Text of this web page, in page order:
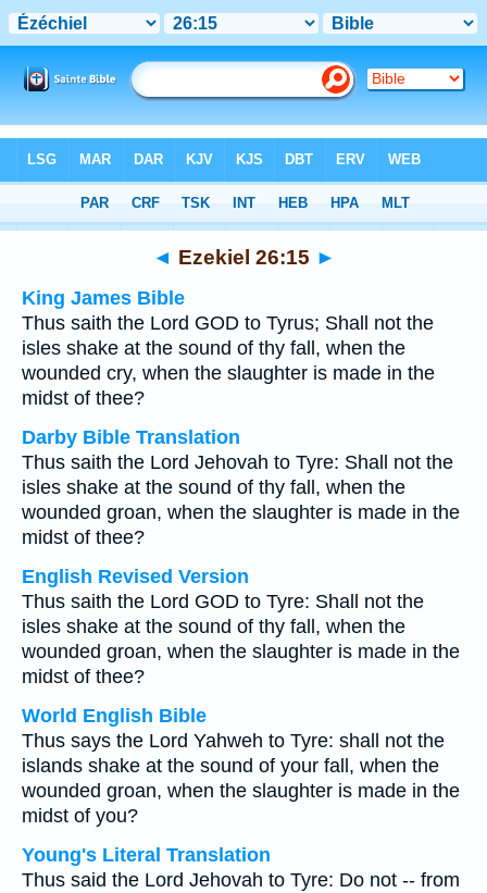
> Ezekiel 26:15
◄ Ezekiel 26:15 ►
King James Bible
Thus saith the Lord GOD to Tyrus; Shall not the
isles shake at the sound of thy fall, when the
wounded cry, when the slaughter is made in the
midst of thee?
Darby Bible Translation
Thus saith the Lord Jehovah to Tyre: Shall not the
isles shake at the sound of thy fall, when the
wounded groan, when the slaughter is made in the
midst of thee?
English Revised Version
Thus saith the Lord GOD to Tyre: Shall not the
isles shake at the sound of thy fall, when the
wounded groan, when the slaughter is made in the
midst of thee?
World English Bible
Thus says the Lord Yahweh to Tyre: shall not the
islands shake at the sound of your fall, when the
wounded groan, when the slaughter is made in the
midst of you?
Young's Literal Translation
Thus said the Lord Jehovah to Tyre: Do not -- from